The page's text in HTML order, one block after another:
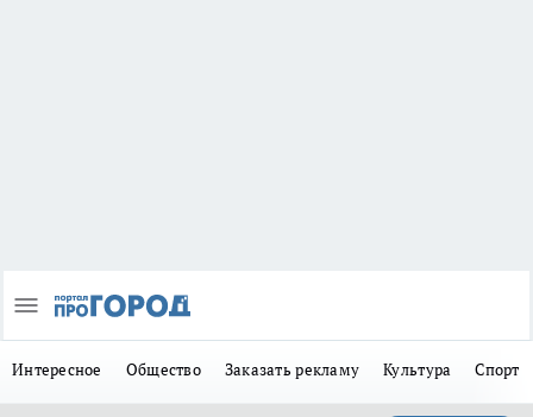
Интересное Общество Заказать рекламу Культура Спорт